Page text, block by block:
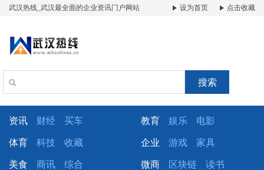
武汉热线_武汉最全面的企业资讯门户网站 设为首页 点击收藏
搜索
资讯 财经 买车 教育 娱乐 电影
体育 科技 收藏 企业 游戏 家具
美食 商讯 综合 微商 区块链 读书